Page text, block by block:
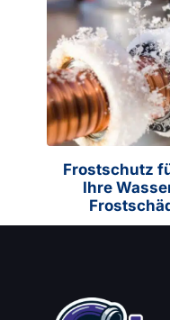
Frostschutz
Ihre